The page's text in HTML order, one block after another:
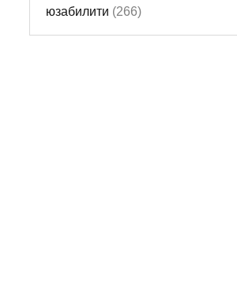
юзабилити (266)